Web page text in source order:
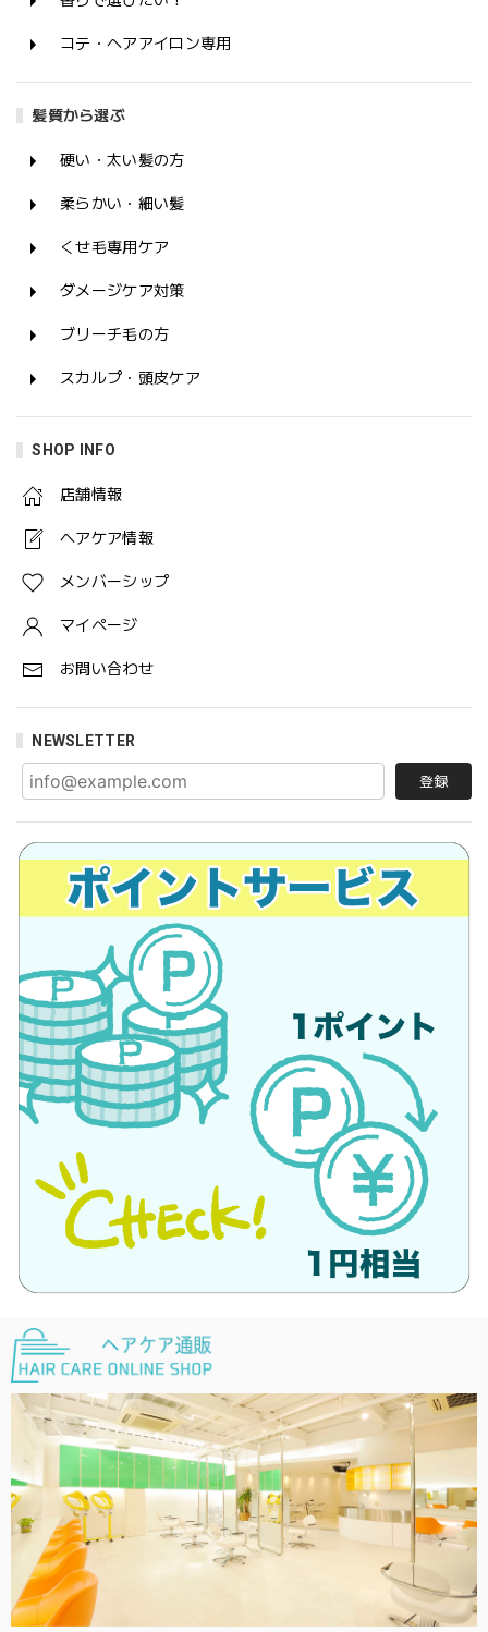
コテ・ヘアアイロン専用
髪質から選ぶ
硬い・太い髪の方
柔らかい・細い髪
くせ毛専用ケア
ダメージケア対策
ブリーチ毛の方
スカルプ・頭皮ケア
SHOP INFO
店舗情報
ヘアケア情報
メンバーシップ
マイページ
お問い合わせ
NEWSLETTER
登録